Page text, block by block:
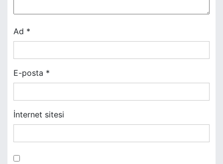
e
s
i
Ad *
E-posta *
İnternet sitesi